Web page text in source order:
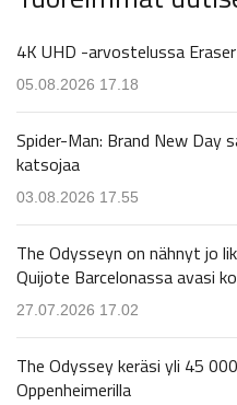
4K UHD -arvostelussa
05.08.2026 17.18
Spider-Man: Brand New Day
katsojaa
03.08.2026 17.55
The Odysseyn on nähnyt jo
Quijote Barcelonassa avasi
27.07.2026 17.02
The Odyssey keräsi yli 45
Oppenheimerilla